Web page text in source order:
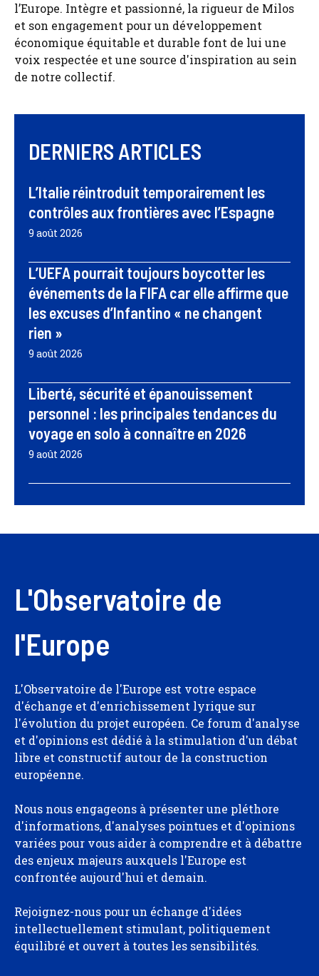
l’Europe. Intègre et passionné, la rigueur de Milos
et son engagement pour un développement
économique équitable et durable font de lui une
voix respectée et une source d'inspiration au sein
de notre collectif.
DERNIERS ARTICLES
L’Italie réintroduit temporairement les
contrôles aux frontières avec l’Espagne
9 août 2026
L’UEFA pourrait toujours boycotter les
événements de la FIFA car elle affirme que
les excuses d’Infantino « ne changent
rien »
9 août 2026
Liberté, sécurité et épanouissement
personnel : les principales tendances du
voyage en solo à connaître en 2026
9 août 2026
L'Observatoire de
l'Europe
L'Observatoire de l'Europe est votre espace
d'échange et d'enrichissement lyrique sur
l'évolution du projet européen. Ce forum d'analyse
et d'opinions est dédié à la stimulation d'un débat
libre et constructif autour de la construction
européenne.
Nous nous engageons à présenter une pléthore
d'informations, d'analyses pointues et d'opinions
variées pour vous aider à comprendre et à débattre
des enjeux majeurs auxquels l'Europe est
confrontée aujourd'hui et demain.
Rejoignez-nous pour un échange d'idées
intellectuellement stimulant, politiquement
équilibré et ouvert à toutes les sensibilités.